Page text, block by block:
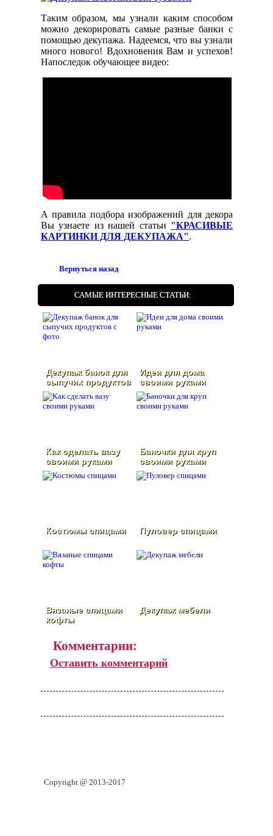
Таким образом, мы узнали каким способом
можно декорировать самые разные банки с
помощью декупажа. Надеемся, что вы узнали
много нового! Вдохновения Вам и успехов!
Напоследок обучающее видео:
А правила подбора изображений для декора
Вы узнаете из нашей статьи "КРАСИВЫЕ
КАРТИНКИ ДЛЯ ДЕКУПАЖА".
Вернуться назад
САМЫЕ ИНТЕРЕСНЫЕ СТАТЬИ:
Декупаж банок для
сыпучих продуктов
с фото
Идеи для дома
своими руками
Как сделать вазу
своими руками
Баночки для круп
своими руками
Костюмы спицами Пуловер спицами
Вязаные спицами
кофты
Декупаж мебели
Комментарии:
Оставить комментарий
Copyright @ 2013-2017